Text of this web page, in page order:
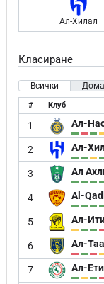
Ал-Хилал
Класиране
Всички
# Клуб
1 Ал-
2 Ал-
3 Ал
4 Al-
5 Ал-
6 Ал-
7 Ал-